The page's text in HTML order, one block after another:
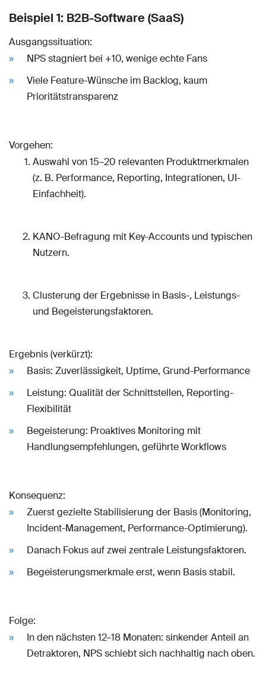
Beispiel 1: B2B-Software (SaaS)
Ausgangssituation:
NPS stagniert bei +10, wenige echte Fans
Viele Feature-Wünsche im Backlog, kaum
Prioritätstransparenz
Vorgehen:
Auswahl von 15–20 relevanten Produktmerkmalen
(z. B. Performance, Reporting, Integrationen, UI-
Einfachheit).
KANO-Befragung mit Key-Accounts und typischen
Nutzern.
Clusterung der Ergebnisse in Basis-, Leistungs-
und Begeisterungsfaktoren.
Ergebnis (verkürzt):
Basis: Zuverlässigkeit, Uptime, Grund-Performance
Leistung: Qualität der Schnittstellen, Reporting-
Flexibilität
Begeisterung: Proaktives Monitoring mit
Handlungsempfehlungen, geführte Workflows
Konsequenz:
Zuerst gezielte Stabilisierung der Basis (Monitoring,
Incident-Management, Performance-Optimierung).
Danach Fokus auf zwei zentrale Leistungsfaktoren.
Begeisterungsmerkmale erst, wenn Basis stabil.
Folge:
In den nächsten 12–18 Monaten: sinkender Anteil an
Detraktoren, NPS schiebt sich nachhaltig nach oben.